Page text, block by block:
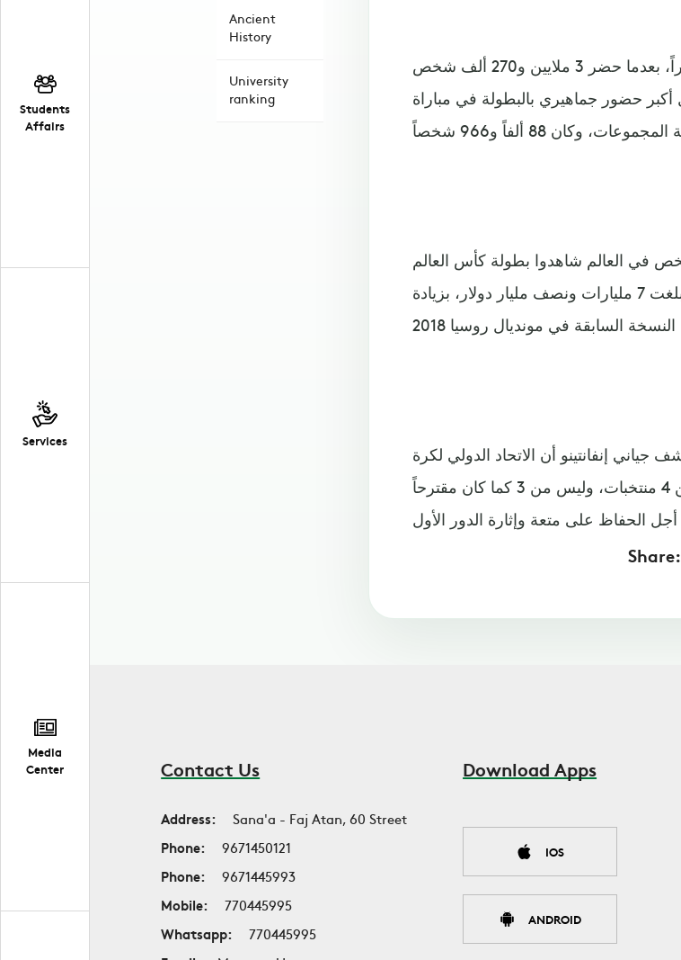
Students
Affairs
Services
Media
Center
Ancient
History
University
ranking
وتابع: "لقد حقق مونديال قطر نجاحاً جماهيراً كبيراً، بعدما حضر 3 ملايين و270 ألف شخص
حضور جماهيري بالبطولة في مباراة
في حديثه إلى أنّ 5 مليارات شخص في العالم شاهدوا بطولة كأس العالم
في قطر، وأكد أن الإيرادات المالية للنسخة الحالية بلغت 7 مليارات ونصف مليار دولار، بزيادة
كأس العالم التي ستقام في عام 2026، كشف جياني إنفانتينو أن الاتحاد الدولي لكرة
القدم "فيفا" يريد الحفاظ على تشكيل المجموعات من 4 منتخبات، وليس من 3 كما كان مقترحاً
Share:
Contact Us
Address:
Sana'a - Faj Atan, 60 Street
Phone:
9671450121
Phone:
9671445993
Mobile:
770445995
Whatsapp:
770445995
Download Apps
IOS
ANDROID